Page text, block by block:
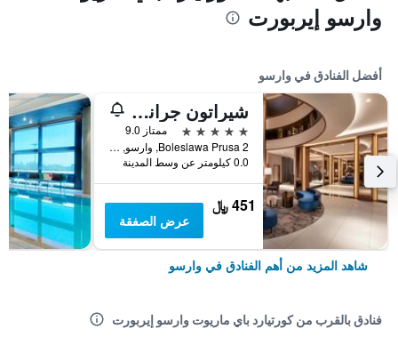
وارسو إيربورت
أفضل الفنادق في وارسو
شيراتون جراند وارساو
5 نجوم
ممتاز 9.0
Boleslawa Prusa 2, وارسو, محافظة مازوفيا, بولندا
0.0 كيلومتر عن وسط المدينة
451 ﷼
عرض الصفقة
شاهد المزيد من أهم الفنادق في وارسو
فنادق بالقرب من كورتيارد باي ماريوت وارسو إيربورت